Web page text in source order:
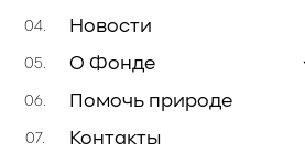
04. Новости
05. О Фонде
06. Помочь природе
07. Контакты